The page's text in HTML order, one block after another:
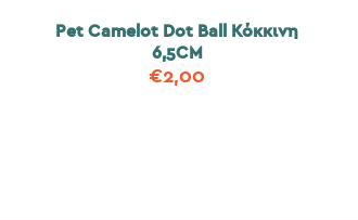
Pet Camelot Dot Ball Κόκκινη
6,5CM
€2,00